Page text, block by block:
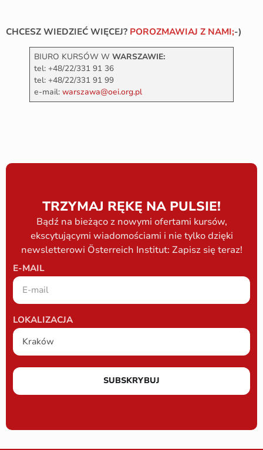
CHCESZ WIEDZIEĆ WIĘCEJ? POROZMAWIAJ Z NAMI;-)
BIURO KURSÓW W WARSZAWIE:
tel: +48/22/331 91 36
tel: +48/22/331 91 99
e-mail: warszawa@oei.org.pl
TRZYMAJ RĘKĘ NA PULSIE!
Bądź na bieżąco z nowymi ofertami kursów,
ekscytującymi wiadomościami i nie tylko dzięki
newsletterowi Österreich Institut: Zapisz się teraz!
E-MAIL
LOKALIZACJA
SUBSKRYBUJ